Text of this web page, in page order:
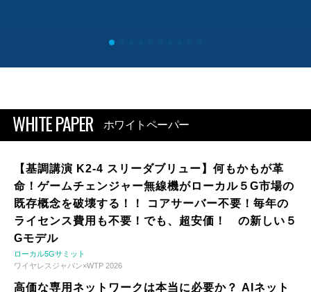
WHITE PAPER ホワイトペーパー
【基調講演 K2-4 スリーダブリュー】何もかもが革
命！ゲームチェンジャー無線機がローカル５G市場の
既存概念を破壊する！！ コアサーバー不要！毎年の
ライセンス費用も不要！でも、超安価！ の新しい５
Gモデル
ローカル5Gサミット
ワイヤレスジャパン×WTP 2026
高価な専用ネットワークは本当に必要か？ AIネット